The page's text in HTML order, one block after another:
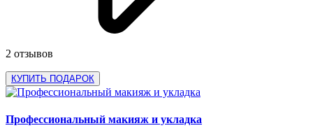
2 отзывов
КУПИТЬ ПОДАРОК
Профессиональный макияж и укладка